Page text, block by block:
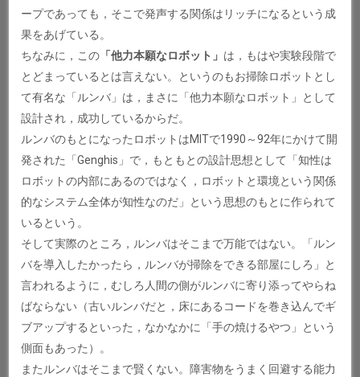
ープであっても，そこで発声する関係はリッチになるという成
果をあげている。
ちなみに，この 「他力本願なロボット」 は，もはや実験段階で
とどまっているとは言えない。というのもお掃除ロボットとし
て有名な「ルンバ」は，まさに「他力本願なロボット」として
設計され，成功しているからだ。
ルンバのもとになったロボットはMITで1990～92年にかけて開
発された「Genghis」で，もともとの設計思想として「知性は
ロボットの内部にあるのではなく，ロボットと環境という関係
的なシステム全体が知性なのだ」という思想のもとに作られて
いるという。
そして実際のところ，ルンバはそこまで万能ではない。「ルン
バを導入したかったら，ルンバが掃除をできる部屋にしろ」と
言われるように，むしろ人間の側がルンバに寄り添ってやらね
ばならない（古いルンバだと，床にあるコードを巻き込んでギ
ブアップするといった，なかなかに「手の焼けるやつ」という
側面もあった）。
またルンバはそこまで賢くない。障害物をうまく回避する能力